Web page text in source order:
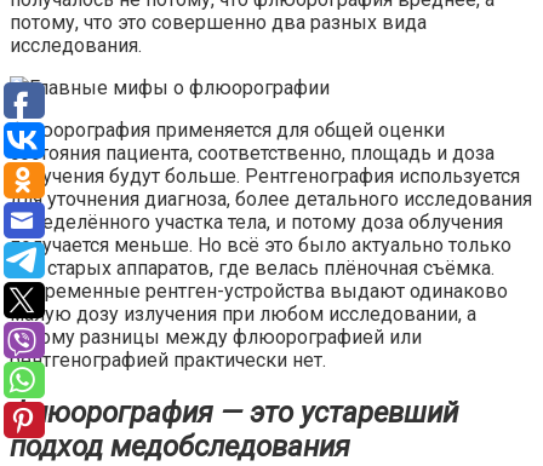
потому, что это совершенно два разных вида
исследования.
Флюорография применяется для общей оценки
состояния пациента, соответственно, площадь и доза
облучения будут больше. Рентгенография используется
для уточнения диагноза, более детального исследования
определённого участка тела, и потому доза облучения
получается меньше. Но всё это было актуально только
для старых аппаратов, где велась плёночная съёмка.
Современные рентген-устройства выдают одинаково
малую дозу излучения при любом исследовании, а
потому разницы между флюорографией или
рентгенографией практически нет.
Флюорография — это устаревший
подход медобследования